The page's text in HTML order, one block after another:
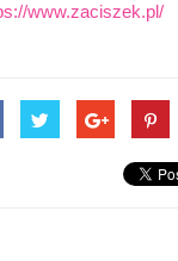
www.zaciszek.pl/